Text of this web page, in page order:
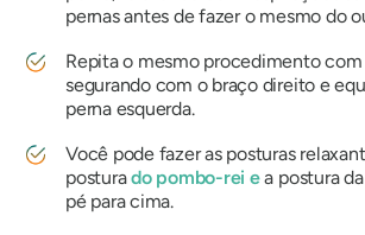
pernas antes de fazer o mesmo do
Repita o mesmo procedimento com
segurando com o braço direito e
perna esquerda.
Você pode fazer as posturas
posturado pombo-rei ea postura
pé para cima.